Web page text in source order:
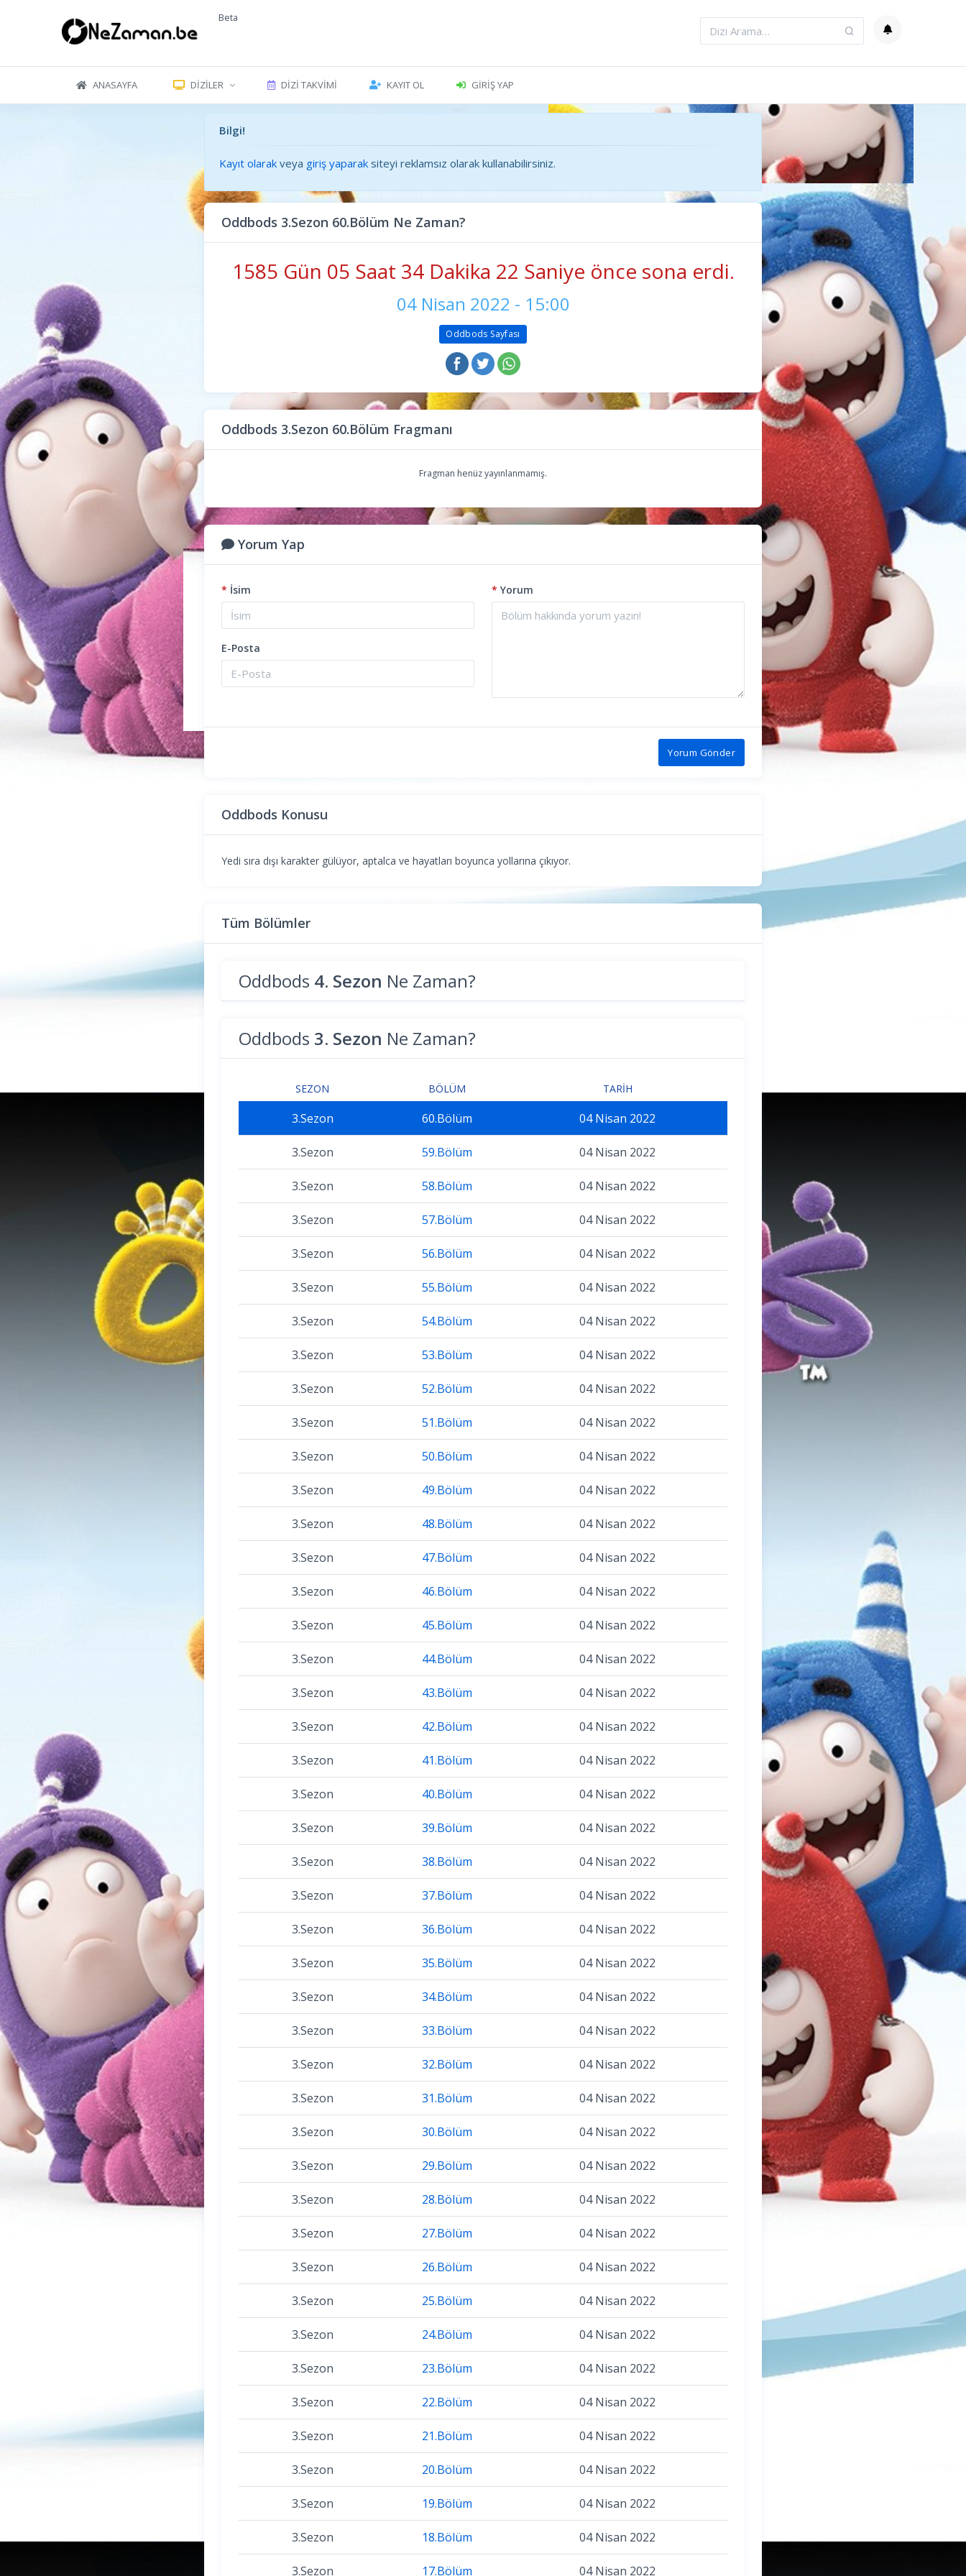
Beta
ANASAYFA DIZILER DIZI TAKVIMI KAYIT OL GIRIŞ YAP
Bilgi!
Kayıt olarak veya giriş yaparak siteyi reklamsız olarak kullanabilirsiniz.
Oddbods 3.Sezon 60.Bölüm Ne Zaman?
1585 Gün 05 Saat 34 Dakika 24 Saniye önce sona erdi.
04 Nisan 2022 - 15:00
Oddbods Sayfası
Oddbods 3.Sezon 60.Bölüm Fragmanı
Fragman henüz yayınlanmamış.
Yorum Yap
* İsim
E-Posta
* Yorum
Yorum Gönder
Oddbods Konusu
Yedi sıra dışı karakter gülüyor, aptalca ve hayatları boyunca yollarına çıkıyor.
Tüm Bölümler
Oddbods 4. Sezon Ne Zaman?
Oddbods 3. Sezon Ne Zaman?
SEZON BÖLÜM TARIH
3.Sezon 60.Bölüm 04 Nisan 2022
3.Sezon 59.Bölüm 04 Nisan 2022
3.Sezon 58.Bölüm 04 Nisan 2022
3.Sezon 57.Bölüm 04 Nisan 2022
3.Sezon 56.Bölüm 04 Nisan 2022
3.Sezon 55.Bölüm 04 Nisan 2022
3.Sezon 54.Bölüm 04 Nisan 2022
3.Sezon 53.Bölüm 04 Nisan 2022
3.Sezon 52.Bölüm 04 Nisan 2022
3.Sezon 51.Bölüm 04 Nisan 2022
3.Sezon 50.Bölüm 04 Nisan 2022
3.Sezon 49.Bölüm 04 Nisan 2022
3.Sezon 48.Bölüm 04 Nisan 2022
3.Sezon 47.Bölüm 04 Nisan 2022
3.Sezon 46.Bölüm 04 Nisan 2022
3.Sezon 45.Bölüm 04 Nisan 2022
3.Sezon 44.Bölüm 04 Nisan 2022
3.Sezon 43.Bölüm 04 Nisan 2022
3.Sezon 42.Bölüm 04 Nisan 2022
3.Sezon 41.Bölüm 04 Nisan 2022
3.Sezon 40.Bölüm 04 Nisan 2022
3.Sezon 39.Bölüm 04 Nisan 2022
3.Sezon 38.Bölüm 04 Nisan 2022
3.Sezon 37.Bölüm 04 Nisan 2022
3.Sezon 36.Bölüm 04 Nisan 2022
3.Sezon 35.Bölüm 04 Nisan 2022
3.Sezon 34.Bölüm 04 Nisan 2022
3.Sezon 33.Bölüm 04 Nisan 2022
3.Sezon 32.Bölüm 04 Nisan 2022
3.Sezon 31.Bölüm 04 Nisan 2022
3.Sezon 30.Bölüm 04 Nisan 2022
3.Sezon 29.Bölüm 04 Nisan 2022
3.Sezon 28.Bölüm 04 Nisan 2022
3.Sezon 27.Bölüm 04 Nisan 2022
3.Sezon 26.Bölüm 04 Nisan 2022
3.Sezon 25.Bölüm 04 Nisan 2022
3.Sezon 24.Bölüm 04 Nisan 2022
3.Sezon 23.Bölüm 04 Nisan 2022
3.Sezon 22.Bölüm 04 Nisan 2022
3.Sezon 21.Bölüm 04 Nisan 2022
3.Sezon 20.Bölüm 04 Nisan 2022
3.Sezon 19.Bölüm 04 Nisan 2022
3.Sezon 18.Bölüm 04 Nisan 2022
3.Sezon 17.Bölüm 04 Nisan 2022